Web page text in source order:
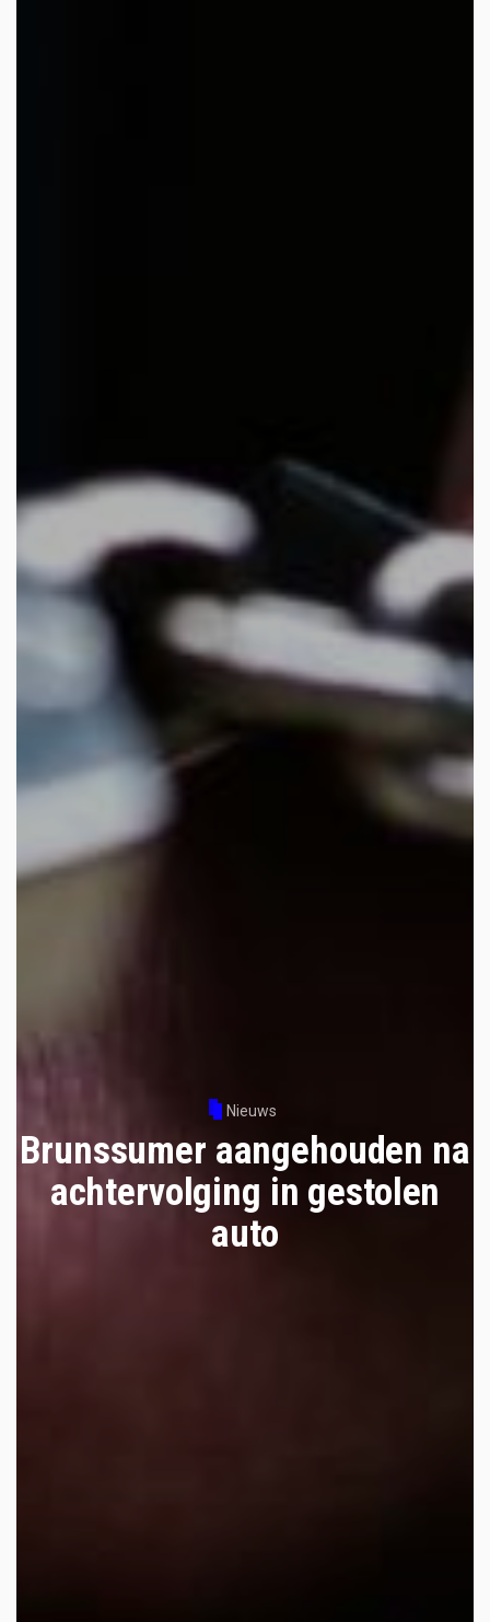
Nieuws
Brunssumer aangehouden na
achtervolging in gestolen
auto